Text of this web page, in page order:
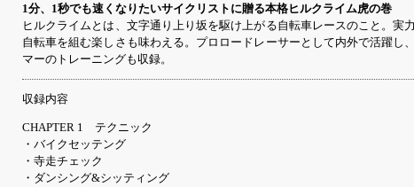
1分、1秒でも速くなりたいサイクリストに贈る本格ヒルクライム虎の巻
ヒルクライムとは、文字通り上り坂を駆け上がる自転車レースのこと。
自転車を組む楽しさも味わえる。プロロードレーサーとして内外で活躍
マーのトレーニングも収録。
収録内容
CHAPTER 1 テクニック
・バイクセッテング
・寺走チェック
・ダンシング&シッティング